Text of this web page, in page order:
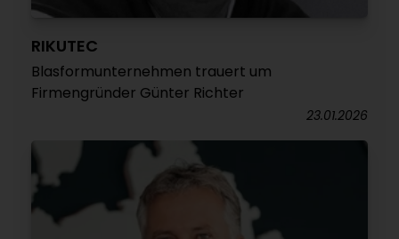
RIKUTEC
Blasformunternehmen trauert um
Firmengründer Günter Richter
23.01.2026